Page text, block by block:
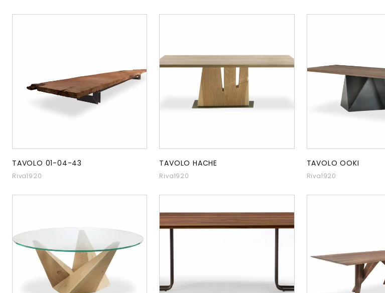
TAVOLO 01-04-43
Riva1920
TAVOLO HACHE
Riva1920
TAVOLO OOKI
Riva1920